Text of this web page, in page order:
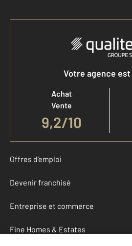
Votre agence
Achat
Vente
9,2/10
Offres d'emploi
Devenir franchisé
Entreprise et commerce
Fine Homes & Estates